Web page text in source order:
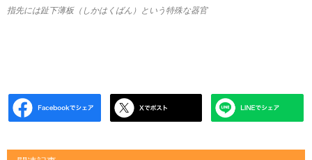
指先には趾下薄板（しかはくばん）という特殊な器官